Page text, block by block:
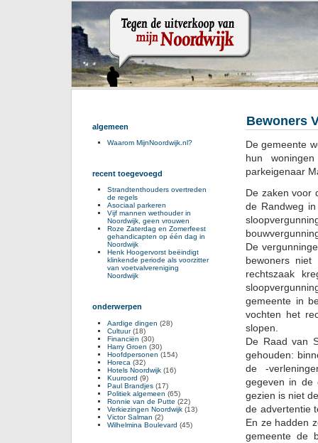
Bewoners
De gemeente
hun
parkeigenaar
De zaken voor
de Randweg
De
bewoners
rechtszaak
gemeente in
vochten het
slopen.
De Raad van
gehouden:
de -
gegeven in de
gezien is niet
de advertentie
En ze hadden
gemeente de
algemeen
Waarom MijnNoordwijk.nl?
recent toegevoegd
Strandtenthouders overtreden
de regels
Asociaal parkeren
Vijf mannen wethouder in
Noordwijk, geen vrouwen
Roze Zaterdag en Zomerfeest
gehandicapten op één dag in
Noordwijk
Henk Hoogervorst beëindigt
klinkende periode als voorzitter
van voetvalvereniging
Noordwijk
onderwerpen
Aardige dingen (28)
Cultuur(18)
Financiën (30)
Harry Groen (30)
Hoofdpersonen (154)
Horeca (32)
Hotels Noordwijk (16)
Kuuroord (9)
Paul Brandjes (17)
Politiek algemeen (65)
Ronnie van de Putte (22)
Verkiezingen Noordwijk (13)
Victor Salman (2)
Wilhelmina Boulevard (45)